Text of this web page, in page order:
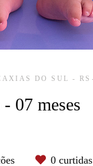
DO SUL - RS
07 meses
0 curtidas